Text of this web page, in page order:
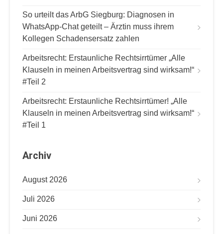
So urteilt das ArbG Siegburg: Diagnosen in
WhatsApp-Chat geteilt – Ärztin muss ihrem
Kollegen Schadensersatz zahlen
Arbeitsrecht: Erstaunliche Rechtsirrtümer „Alle
Klauseln in meinen Arbeitsvertrag sind wirksam!“
#Teil 2
Arbeitsrecht: Erstaunliche Rechtsirrtümer! „Alle
Klauseln in meinen Arbeitsvertrag sind wirksam!“
#Teil 1
Archiv
August 2026
Juli 2026
Juni 2026